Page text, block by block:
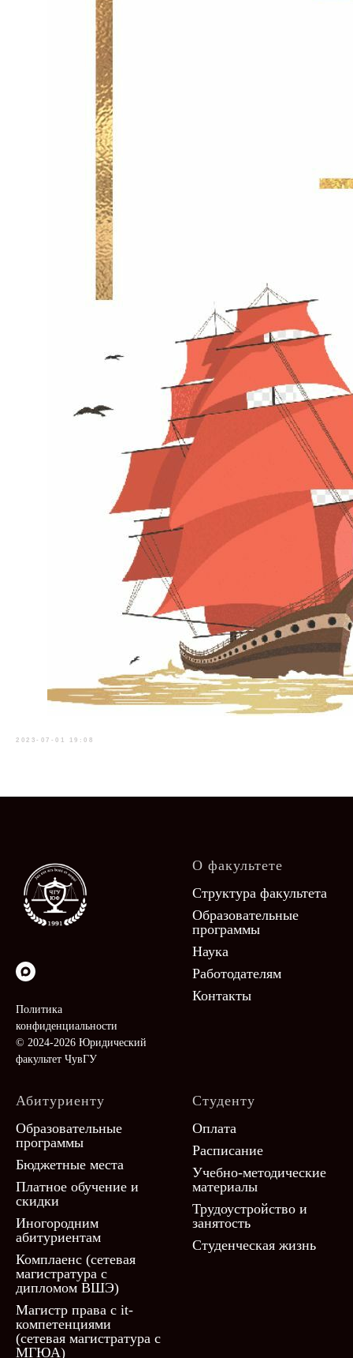
2023-07-01 19:08
Политика
конфиденциальности
© 2024-2026 Юридический
факультет ЧувГУ
О факультете
Структура факультета
Образовательные
программы
Наука
Работодателям
Контакты
Абитуриенту
Образовательные
программы
Бюджетные места
Платное обучение и
скидки
Иногородним
абитуриентам
Комплаенс (сетевая
магистратура с
дипломом ВШЭ)
Магистр права с it-
компетенциями
(сетевая магистратура с
МГЮА)
Студенту
Оплата
Расписание
Учебно-методические
материалы
Трудоустройство и
занятость
Студенческая жизнь